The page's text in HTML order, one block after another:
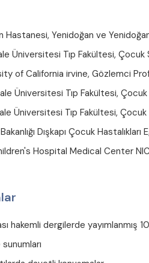
Yenidoğan ve
Üniversitesi Tıp Fakültesi, Çocuk
of California irvine, Gözlemci
Üniversitesi Tıp Fakültesi, Çocuk
Üniversitesi Tıp Fakültesi, Çocuk
Dışkapı Çocuk
Hospital Medical Center
hakemli dergilerde yayımlanmış